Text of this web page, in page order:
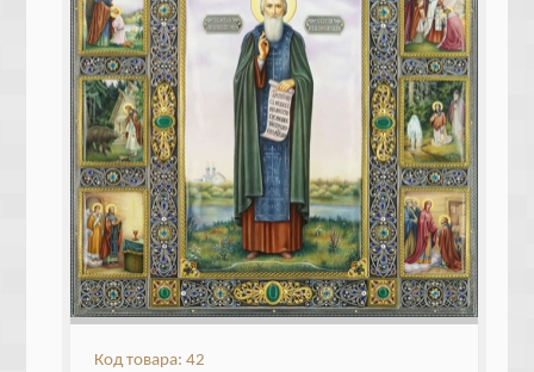
Код товара: 42